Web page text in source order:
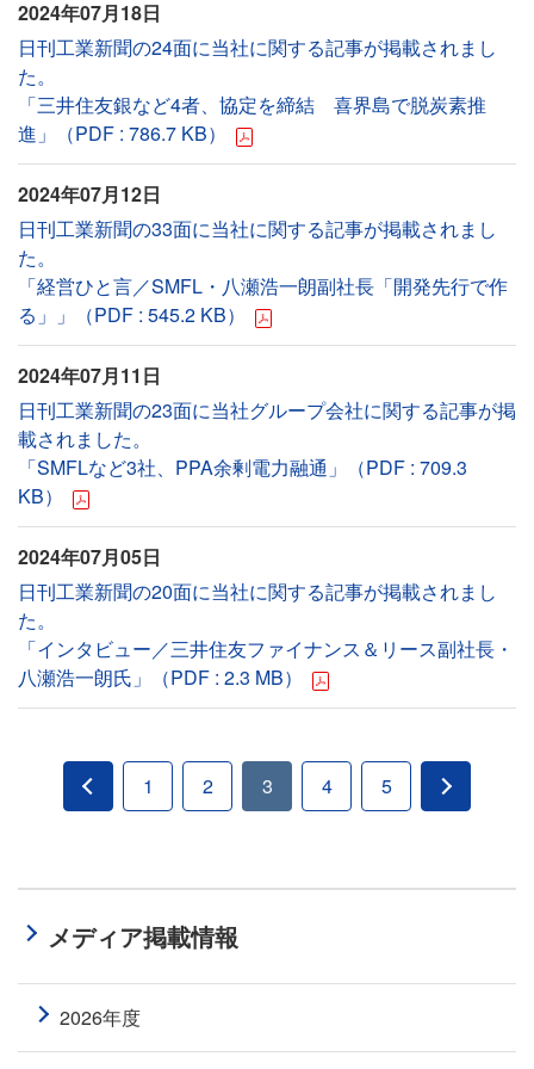
2024年07月18日
日刊工業新聞の24面に当社に関する記事が掲載されまし
た。
「三井住友銀など4者、協定を締結 喜界島で脱炭素推
進」（PDF : 786.7 KB）
2024年07月12日
日刊工業新聞の33面に当社に関する記事が掲載されまし
た。
「経営ひと言／SMFL・八瀬浩一朗副社長「開発先行で作
る」」（PDF : 545.2 KB）
2024年07月11日
日刊工業新聞の23面に当社グループ会社に関する記事が掲
載されました。
「SMFLなど3社、PPA余剰電力融通」（PDF : 709.3
KB）
2024年07月05日
日刊工業新聞の20面に当社に関する記事が掲載されまし
た。
「インタビュー／三井住友ファイナンス＆リース副社長・
八瀬浩一朗氏」（PDF : 2.3 MB）
1 2 3 4 5
メディア掲載情報
2026年度